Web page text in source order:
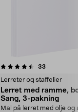
33
Lerreter og staffelier
Lerret med ramme,
Sang, 3-pakning
Mal på lerret med olje og
4.0 av 5 stjerner